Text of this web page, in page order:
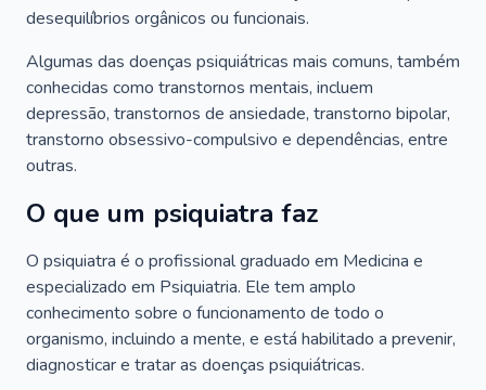
desequilíbrios orgânicos ou funcionais.
Algumas das doenças psiquiátricas mais comuns, também
conhecidas como transtornos mentais, incluem
depressão, transtornos de ansiedade, transtorno bipolar,
transtorno obsessivo-compulsivo e dependências, entre
outras.
O que um psiquiatra faz
O psiquiatra é o profissional graduado em Medicina e
especializado em Psiquiatria. Ele tem amplo
conhecimento sobre o funcionamento de todo o
organismo, incluindo a mente, e está habilitado a prevenir,
diagnosticar e tratar as doenças psiquiátricas.